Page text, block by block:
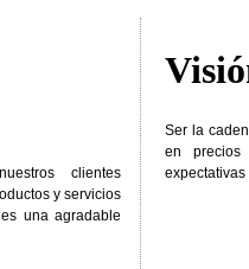
clientes
y servicios
una agradable
Ser la
en